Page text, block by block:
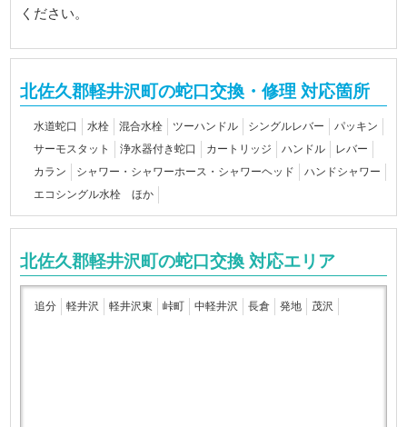
ください。
北佐久郡軽井沢町の蛇口交換・修理 対応箇所
水道蛇口 水栓 混合水栓 ツーハンドル シングルレバー
パッキン
サーモスタット
浄水器付き蛇口 カートリッジ ハンドル
レバー
カラン
シャワー・シャワーホース・シャワーヘッド
ハンドシャワー
エコシングル水栓 ほか
北佐久郡軽井沢町の蛇口交換 対応エリア
追分 軽井沢 軽井沢東 峠町 中軽井沢 長倉 発地 茂沢